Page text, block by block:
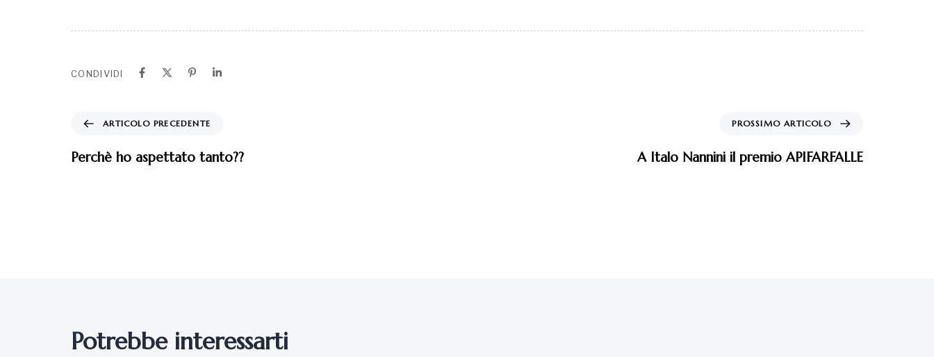
CONDIVIDI
ARTICOLO PRECEDENTE
Perchè ho aspettato tanto??
PROSSIMO ARTICOLO
A Italo Nannini il premio APIFARFALLE
Potrebbe interessarti